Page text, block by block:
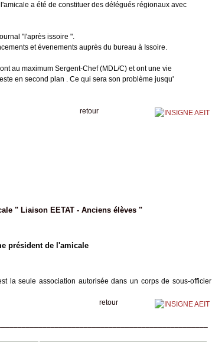
a été de constituer des délégués régionaux avec
"l'après issoire ".
et évenements auprès du bureau à Issoire.
au maximum Sergent-Chef (MDL/C) et ont une vie
en second plan . Ce qui sera son problème jusqu'
retour
" Liaison EETAT - Anciens élèves "
président de l'amicale
la seule association autorisée dans un corps de sous-officier
retour